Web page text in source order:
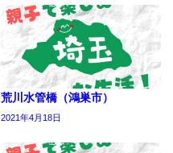
荒川水管橋（鴻巣市）
2021年4月18日